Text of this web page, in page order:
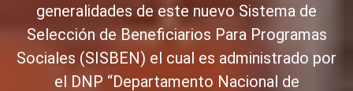
generalidades de este nuevo Sistema de
Selección de Beneficiarios Para Programas
Sociales (SISBEN) el cual es administrado por
el DNP “Departamento Nacional de